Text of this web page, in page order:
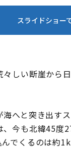
しい断崖から
へと突き出す
今も北緯45度
でくるのは約
スライドショー